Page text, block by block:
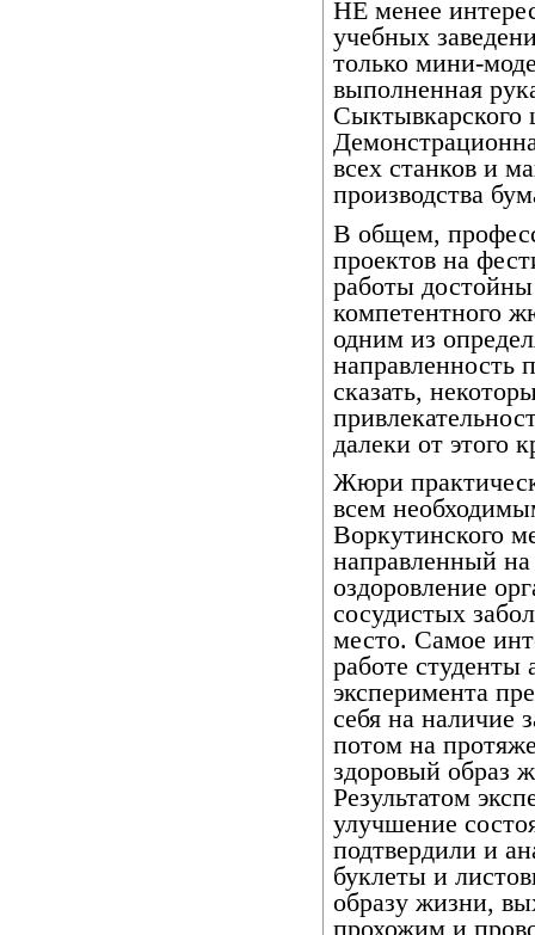
НЕ менее
учебных
только мини-
выполненная
Сыктывкарского
всех станков и
производства
В общем,
проектов на
работы
компетентного
одним из
направленность
сказать,
далеки от этого
Жюри
всем
Воркутинского
направленный
оздоровление
сосудистых
место. Самое
работе студенты
эксперимента
себя на наличие
потом на
здоровый образ
Результатом
улучшение
подтвердили и
буклеты и
образу жизни,